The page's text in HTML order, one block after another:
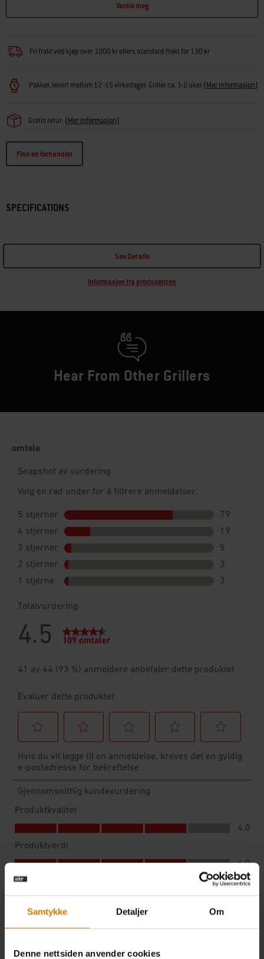
Samtykke Detaljer Om
Denne nettsiden anvender cookies
Varsle meg
Fri frakt ved kjøp over 1000 kr ellers standard frakt for 130 kr
Pakker, levert mellom 12 -15 virkedager. Griller ca. 1-2 uker(Mer informasjon)
Gratis retur (Mer informasjon)
Finn en forhandler
SPECIFICATIONS
See Details
Informasjon fra produsenten
Hear From Other Grillers